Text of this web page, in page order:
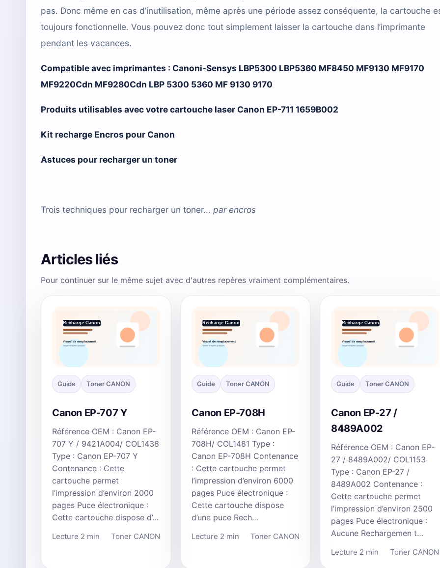
pas. Donc même en cas d’inutilisation, même après une période assez conséquente, la cartouche
toujours fonctionnelle. Vous pouvez donc tout simplement laisser la cartouche dans l’imprimante
pendant les vacances.
Compatible avec imprimantes : Canoni-Sensys LBP5300 LBP5360 MF8450 MF9130 MF9170
MF9220Cdn MF9280Cdn LBP 5300 5360 MF 9130 9170
Produits utilisables avec votre cartouche laser Canon EP-711 1659B002
Kit recharge Encros pour Canon
Astuces pour recharger un toner
Trois techniques pour recharger un toner... parencros
Articles liés
Pour continuer sur le même sujet avec d'autres repères vraiment complémentaires.
Guide Toner CANON
Canon EP-707 Y
Référence OEM : Canon EP-
707 Y / 9421A004/ COL1438
Type : Canon EP-707 Y
Contenance : Cette
cartouche permet
l’impression d’environ 2000
pages Puce électronique :
Cette cartouche dispose d’…
Lecture 2 min Toner CANON
Guide Toner CANON
Canon EP-708H
Référence OEM : Canon EP-
708H/ COL1481 Type :
Canon EP-708H Contenance
: Cette cartouche permet
l’impression d’environ 6000
pages Puce électronique :
Cette cartouche dispose
d’une puce Rech…
Lecture 2 min Toner CANON
Guide Toner CANON
Canon EP-27 /
8489A002
Référence OEM : Canon EP-
27 / 8489A002/ COL1153
Type : Canon EP-27 /
8489A002 Contenance :
Cette cartouche permet
l’impression d’environ 2500
pages Puce électronique :
Aucune Rechargemen t…
Lecture 2 min Toner CANON